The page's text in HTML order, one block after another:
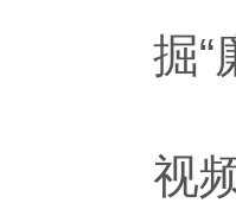
掘“
视